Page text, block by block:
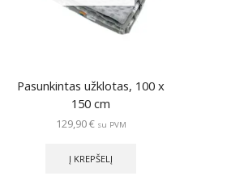
Pasunkintas užklotas, 100 x
150 cm
129,90€ su PVM
Į KREPŠELĮ